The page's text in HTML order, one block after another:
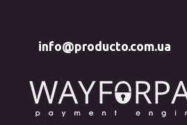
info@producto.com.ua